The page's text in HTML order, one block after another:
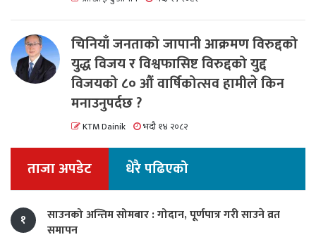
चिनियाँ जनताको जापानी आक्रमण विरुद्दको
युद्ध विजय र विश्वफासिष्ट विरुद्दको युद्द
विजयको ८० औं वार्षिकोत्सव हामीले किन
मनाउनुपर्दछ ?
KTM Dainik भदौ १४ २०८२
ताजा अपडेट धेरै पढिएको
१
साउनको अन्तिम सोमबार : गोदान, पूर्णपात्र गरी साउने व्रत
समापन